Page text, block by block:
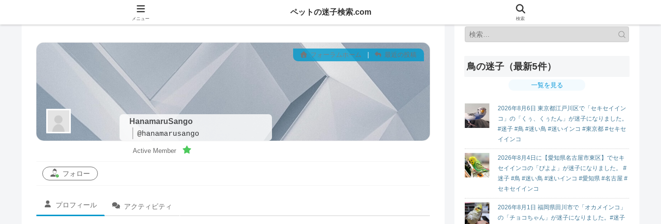
HanamaruSango
@hanamarusango
フォーラムホーム 最近の投稿
Active Member
フォロー
プロフィール アクティビティ
鳥の迷子（最新5件）
一覧を見る
2026年8月6日 東京都江戸川区で「セキセイイン
コ」の「くぅ、くぅたん」が迷子になりました。
#迷子 #鳥 #迷い鳥 #迷いインコ #東京都 #セキセ
イインコ
2026年8月4日に【愛知県名古屋市東区】でセキ
セイインコの「ぴよよ」が迷子になりました。 #
迷子 #鳥 #迷い鳥 #迷いインコ #愛知県 #名古屋 #
セキセイインコ
2026年8月1日 福岡県田川市で「オカメインコ」
の「チョコちゃん」が迷子になりました。#迷子
メニュー
ペットの迷子検索.com
検索